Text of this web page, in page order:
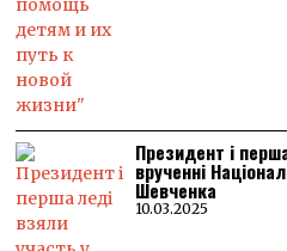
Президент і
врученні
Шевченка
10.03.2025